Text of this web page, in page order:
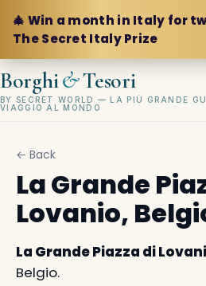
🎄 Win a month in Italy for
The Secret Italy Prize
Borghi&Tesori
BY SECRET WORLD — LA PIÙ GRANDE
VIAGGIO AL MONDO
← Back
La Grande
Lovanio,
La Grande Piazza di
Belgio.